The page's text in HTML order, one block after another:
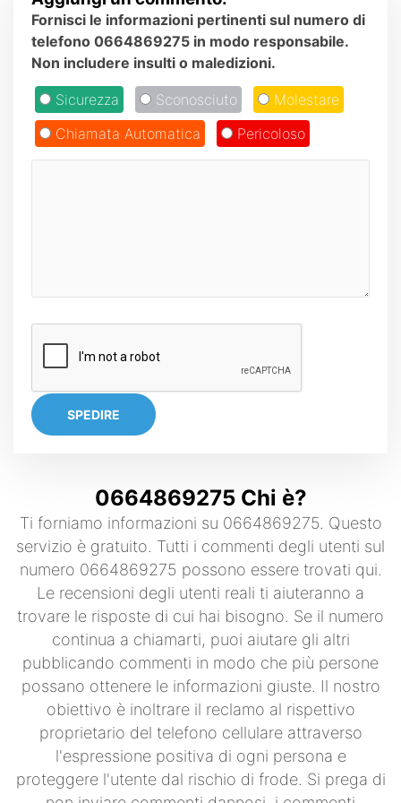
Fornisci le informazioni pertinenti sul numero di
telefono 0664869275 in modo responsabile.
Non includere insulti o maledizioni.
Sicurezza Sconosciuto
Molestare
Chiamata Automatica
Pericoloso
SPEDIRE
0664869275 Chi è?
Ti forniamo informazioni su 0664869275. Questo
servizio è gratuito. Tutti i commenti degli utenti sul
numero 0664869275 possono essere trovati qui.
Le recensioni degli utenti reali ti aiuteranno a
trovare le risposte di cui hai bisogno. Se il numero
continua a chiamarti, puoi aiutare gli altri
pubblicando commenti in modo che più persone
possano ottenere le informazioni giuste. Il nostro
obiettivo è inoltrare il reclamo al rispettivo
proprietario del telefono cellulare attraverso
l'espressione positiva di ogni persona e
proteggere l'utente dal rischio di frode. Si prega di